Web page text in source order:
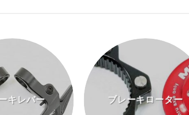
キレバー ブレーキローター